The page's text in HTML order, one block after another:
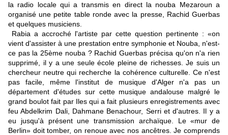
la radio locale qui a transmis en direct la nouba Mezaroun a
organisé une petite table ronde avec la presse, Rachid Guerbas
et quelques musiciens.
Rabia a accroché l'artiste par cette question pertinente : «on
vient d'assister à une prestation entre symphonie et Nouba, n'est-
ce pas la 25ème nouba ? Rachid Guerbas précisa qu'on n'a rien
supprimé, il y a une seule école pleine de richesses. Je suis un
chercheur neutre qui recherche la cohérence culturelle. Ce n'est
pas facile, même l'institut de musique d'Alger n'a pas un
département d'études sur cette musique andalouse malgré le
grand boulot fait par Iles qui a fait plusieurs enregistrements avec
feu Abdelkrim Dali, Dahmane Benachour, Serri et d'autres. Il y a
eu jusqu'à présent une transmission archaïque. Le «mur de
Berlin» doit tomber, on renoue avec nos ancêtres. Je comprends